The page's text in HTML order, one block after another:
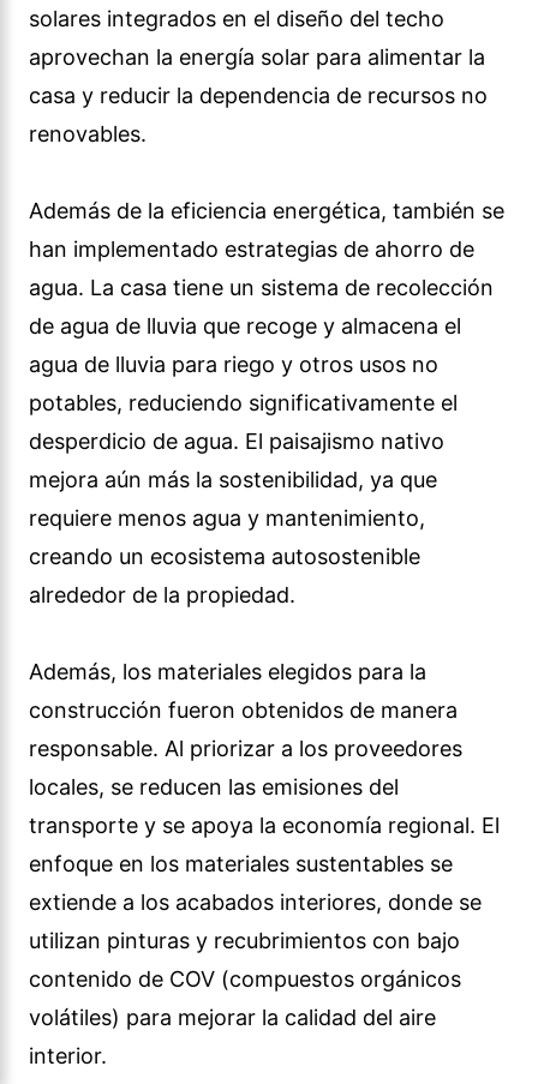
solares integrados en el diseño del techo
aprovechan la energía solar para alimentar la
casa y reducir la dependencia de recursos no
renovables.
Además de la eficiencia energética, también se
han implementado estrategias de ahorro de
agua. La casa tiene un sistema de recolección
de agua de lluvia que recoge y almacena el
agua de lluvia para riego y otros usos no
potables, reduciendo significativamente el
desperdicio de agua. El paisajismo nativo
mejora aún más la sostenibilidad, ya que
requiere menos agua y mantenimiento,
creando un ecosistema autosostenible
alrededor de la propiedad.
Además, los materiales elegidos para la
construcción fueron obtenidos de manera
responsable. Al priorizar a los proveedores
locales, se reducen las emisiones del
transporte y se apoya la economía regional. El
enfoque en los materiales sustentables se
extiende a los acabados interiores, donde se
utilizan pinturas y recubrimientos con bajo
contenido de COV (compuestos orgánicos
volátiles) para mejorar la calidad del aire
interior.